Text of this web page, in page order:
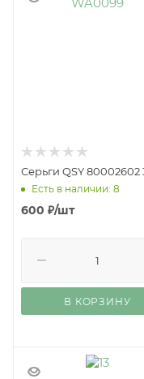
Серьги QSY 80002602
Есть в наличии: 8
600 ₽/шт
В КОРЗИНУ